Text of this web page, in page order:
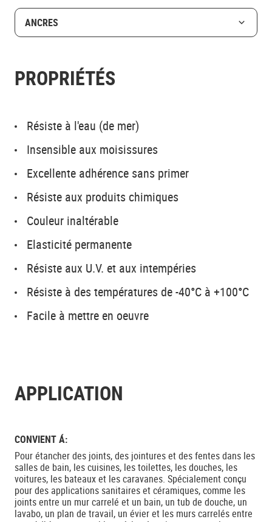
ANCRES
PROPRIÉTÉS
Résiste à l'eau (de mer)
Insensible aux moisissures
Excellente adhérence sans primer
Résiste aux produits chimiques
Couleur inaltérable
Elasticité permanente
Résiste aux U.V. et aux intempéries
Résiste à des températures de -40°C à +100°C
Facile à mettre en oeuvre
APPLICATION
CONVIENT Á:
Pour étancher des joints, des jointures et des fentes dans les
salles de bain, les cuisines, les toilettes, les douches, les
voitures, les bateaux et les caravanes. Spécialement conçu
pour des applications sanitaires et céramiques, comme les
joints entre un mur carrelé et un bain, un tub de douche, un
lavabo, un plan de travail, un évier et les murs carrelés entre